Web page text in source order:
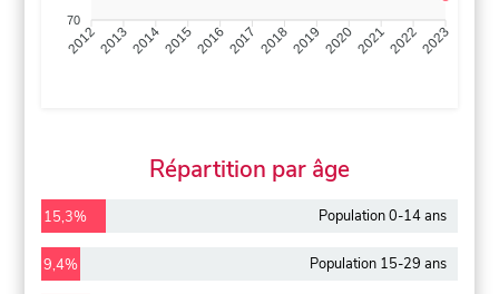
70
201220132014201520162017 20182019 2020202120222023
Répartition par âge
15,3% Population 0-14 ans
9,4% Population 15-29 ans